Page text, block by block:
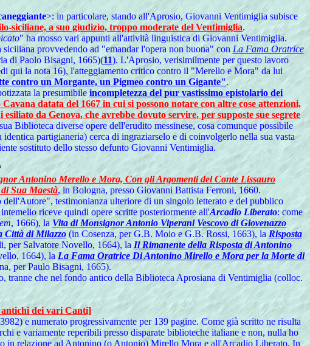
>: in particolare, stando all'Aprosio, Giovanni Ventimiglia subisce
siciliane, a suo giudizio, troppo moderate del Ventimiglia.
" ha mosso vari appunti all'attività linguistica di Giovanni Ventimiglia.
provvedendo ad "emandar l'opera non buona" con La Fama Oratrice
di Paolo Bisagni, 1665)(11). L'Aprosio, verisimilmente per questo lavoro
qui la nota 16), l'atteggiamento critico contro il "Merello e Mora" da lui
contro un Morgante, un Pigmeo contro un Gigante".
la presumibileincompletezza del pur vastissimo epistolario dei
datata del 1667 in cui si possono notare con altre cose attenzioni,
da Genova, che avrebbe dovuto servire, per supposte sue segrete
Biblioteca diverse opere dell'erudito messinese, cosa comunque possibile
partigianeria) cerca di ingraziarselo e di coinvolgerlo nella sua vasta
sostituto dello stesso defunto Giovanni Ventimiglia.
Antonino Merello e Mora, Con gli Argomenti del Conte Lissauro
Sua Maestà, in Bologna, presso Giovanni Battista Ferroni, 1660.
testimonianza ulteriore di un singolo letterato e del pubblico
riceve quindi opere scritte posteriormente all'Arcadio Liberato: come
, 1666), la Vita di Monsignor Antonio Viperani Vescovo di Giovenazzo
Città di Milazzo(in Cosenza, per G.B. Moio e G.B. Rossi, 1663), laRisposta
per Salvatore Novello, 1664), la Il Rimanente della Risposta di Antonino
1664), la La Fama Oratrice Di Antonino Mirello e Mora per la Morte di
per Paulo Bisagni, 1665).
tranne che nel fondo antico della Biblioteca Aprosiana di Ventimiglia (colloc.
dei vari Canti]
e numerato progressivamente per 139 pagine. Come già scritto ne risulta
e variamente reperibili presso disparate biblioteche italiane e non, nulla ho
in relazione ad Antonino (o Antonio) Mirello Mora e all'Arcadio Liberato. In